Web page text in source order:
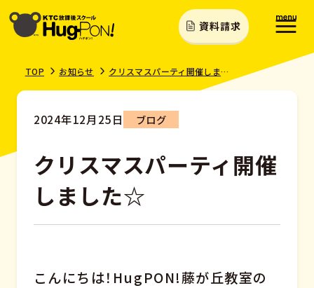
資料請求
TOP お知らせ クリスマスパーティ開催しました☆
2024年12月25日 ブログ
クリスマスパーティ開催
しました☆
こんにちは！HugPON!藤が丘教室の